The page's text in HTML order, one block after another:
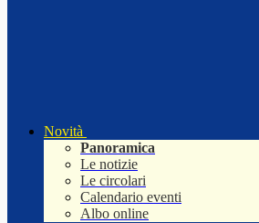
Novità
Panoramica
Le notizie
Le circolari
Calendario eventi
Albo online